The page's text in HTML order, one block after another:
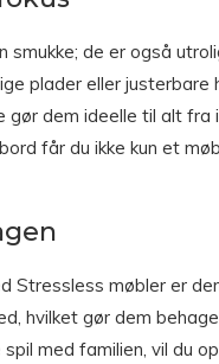
smukke; de er også
plader eller
dem ideelle til alt
får du ikke kun et
Stressless møbler er
hvilket gør dem
spil med familien, vil du